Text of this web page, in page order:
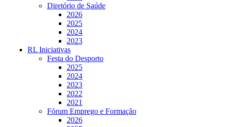
Diretório de Saúde
2026
2025
2024
2023
RL Iniciativas
Festa do Desporto
2025
2024
2023
2022
2021
Fórum Emprego e Formação
2026